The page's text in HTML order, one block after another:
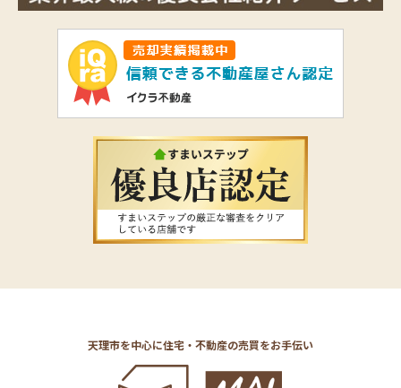
天理市を中心に住宅・不動産の売買をお手伝い